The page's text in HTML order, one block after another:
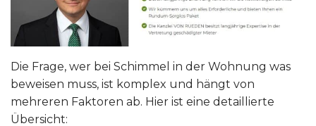
Die Frage, wer bei Schimmel in der Wohnung was
beweisen muss, ist komplex und hängt von
mehreren Faktoren ab. Hier ist eine detaillierte
Übersicht: